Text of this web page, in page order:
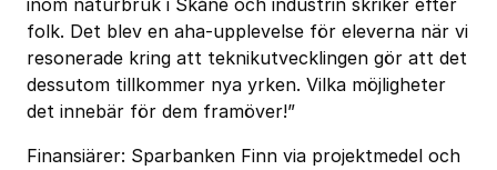
inom naturbruk i Skåne och industrin skriker efter
folk. Det blev en aha-upplevelse för eleverna när vi
resonerade kring att teknikutvecklingen gör att det
dessutom tillkommer nya yrken. Vilka möjligheter
det innebär för dem framöver!”
Finansiärer: Sparbanken Finn via projektmedel och